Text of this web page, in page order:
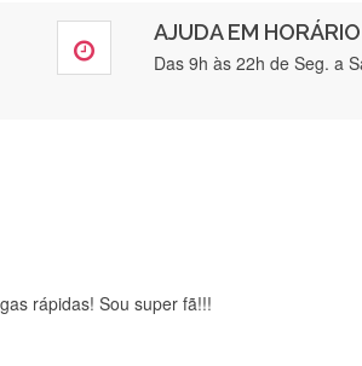
AJUDA EM
Das 9h às 22h de Seg. a
certamente❤️
obrigada , serviço 5 estrelas
rápidas! Sou super fã!!!